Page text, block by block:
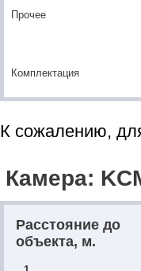
Прочее
Комплектация
К сожалению,
Камера:
Расстояние до
объекта, м.